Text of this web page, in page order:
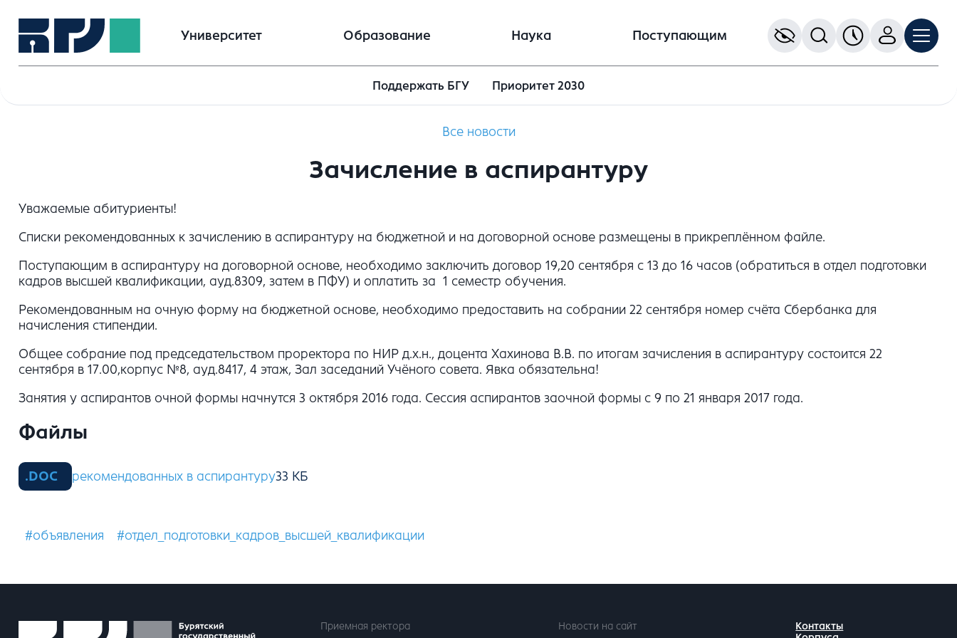
Университет Образование Наука Поступающим
Поддержать БГУ Приоритет 2030
Все новости
Зачисление в аспирантуру
Уважаемые абитуриенты!
Списки рекомендованных к зачислению в аспирантуру на бюджетной и на договорной основе размещены в прикреплённом файле.
Поступающим в аспирантуру на договорной основе, необходимо заключить договор 19,20 сентября с 13 до 16 часов (обратиться в отдел подготовки
кадров высшей квалификации, ауд.8309, затем в ПФУ) и оплатить за 1 семестр обучения.
Рекомендованным на очную форму на бюджетной основе, необходимо предоставить на собрании 22 сентября номер счёта Сбербанка для
начисления стипендии.
Общее собрание под председательством проректора по НИР д.х.н., доцента Хахинова В.В. по итогам зачисления в аспирантуру состоится 22
сентября в 17.00,корпус №8, ауд.8417, 4 этаж, Зал заседаний Учёного совета. Явка обязательна!
Занятия у аспирантов очной формы начнутся 3 октября 2016 года. Сессия аспирантов заочной формы с 9 по 21 января 2017 года.
Файлы
рекомендованных в аспирантуру
#объявления #отдел_подготовки_кадров_высшей_квалификации
Приемная ректора Новости на сайт
Контакты